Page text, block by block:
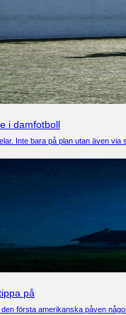
i damfotboll
Inte bara på plan utan även
på
första amerikanska påven